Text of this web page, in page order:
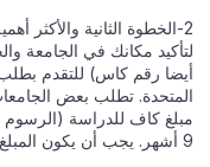
لتأكيد مكانك في الجامعة
أيضا رقم كاس) للتقدم
المتحدة. تطلب بعض
مبلغ كاف للدراسة (الرسوم
9 أشهر. يجب أن يكون المبلغ في الحساب لمدة 28 يوما على الأقل.